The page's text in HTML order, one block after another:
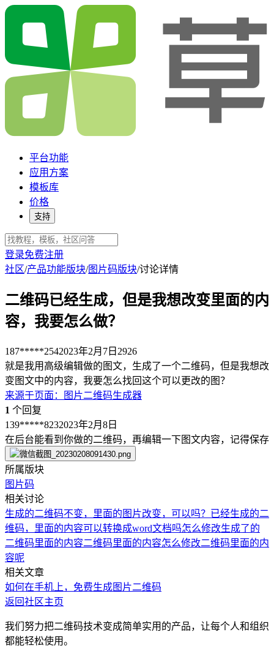
平台功能
应用方案
模板库
价格
支持
登录免费注册
社区/产品功能版块/图片码版块/讨论详情
二维码已经生成，但是我想改变里面的内
容，我要怎么做？
187*****2542023年2月7日 2926
就是我用高级编辑做的图文，生成了一个二维码，但是我想改
变图文中的内容，我要怎么找回这个可以更改的图？
来源于页面 ：
图片二维码生成器
1 个回复
139*****8232023年2月8日
在后台能看到你做的二维码，再编辑一下图文内容，记得保存
所属版块
图片码
相关讨论
生成的二维码不变，里面的图片改变，可以吗？ 已经生成的二
维码，里面的内容可以转换成word文档吗怎么修改生成了的
二维码里面的内容二维码里面的内容怎么修改二维码里面的内
容呢
相关文章
如何在手机上，免费生成图片二维码
返回社区主页
我们努力把二维码技术变成简单实用的产品，让每个人和组织
都能轻松使用。